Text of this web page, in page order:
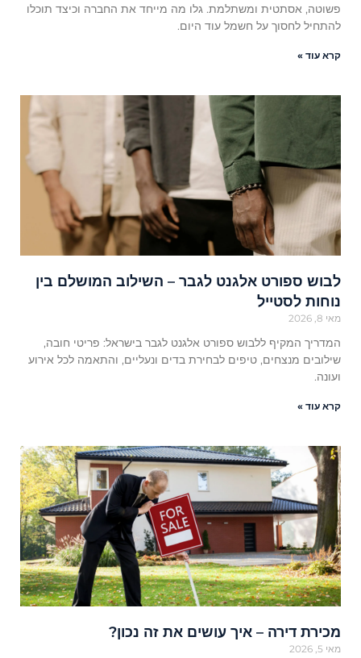
פשוטה, אסתטית ומשתלמת. גלו מה מייחד את החברה וכיצד תוכלו
להתחיל לחסוך על חשמל עוד היום.
קרא עוד »
לבוש ספורט אלגנט לגבר – השילוב המושלם בין
נוחות לסטייל
מאי 8, 2026
המדריך המקיף ללבוש ספורט אלגנט לגבר בישראל: פריטי חובה,
שילובים מנצחים, טיפים לבחירת בדים ונעליים, והתאמה לכל אירוע
ועונה.
קרא עוד »
מכירת דירה – איך עושים את זה נכון?
מאי 5, 2026